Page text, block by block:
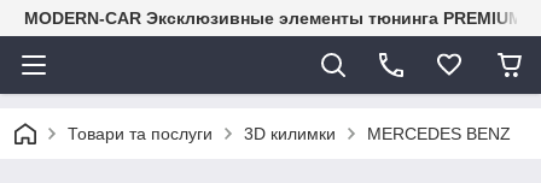
MODERN-CAR Эксклюзивные элементы тюнинга PREMIUM-
Товари та послуги 3D килимки MERCEDES BENZ